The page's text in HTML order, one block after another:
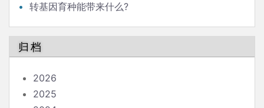
转基因育种能带来什么?
归档
2026
2025